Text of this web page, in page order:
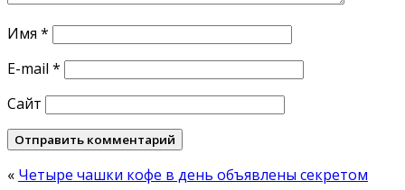
Имя *
E-mail *
Сайт
« Четыре чашки кофе в день объявлены секретом